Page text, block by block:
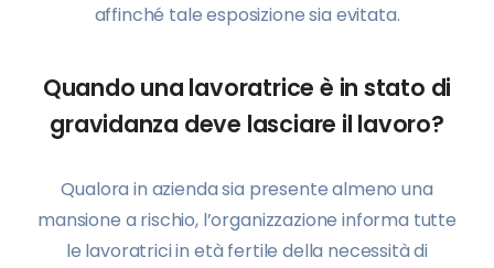
affinché tale esposizione sia evitata.
Quando una lavoratrice è in stato di
gravidanza deve lasciare il lavoro?
Qualora in azienda sia presente almeno una
mansione a rischio, l’organizzazione informa tutte
le lavoratrici in età fertile della necessità di